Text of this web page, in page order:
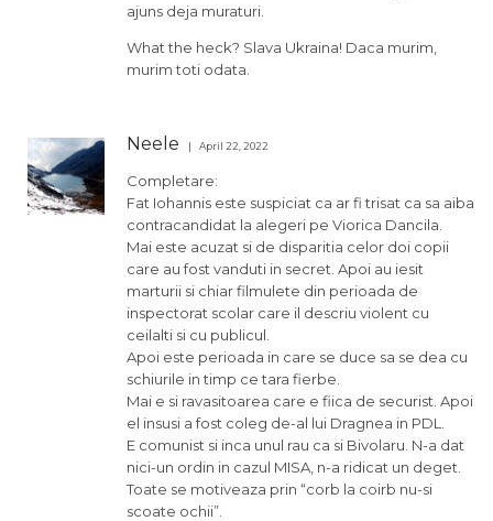
ajuns deja muraturi.
What the heck? Slava Ukraina! Daca murim,
murim toti odata.
Neele April 22, 2022
Completare:
Fat Iohannis este suspiciat ca ar fi trisat ca sa aiba
contracandidat la alegeri pe Viorica Dancila.
Mai este acuzat si de disparitia celor doi copii
care au fost vanduti in secret. Apoi au iesit
marturii si chiar filmulete din perioada de
inspectorat scolar care il descriu violent cu
ceilalti si cu publicul.
Apoi este perioada in care se duce sa se dea cu
schiurile in timp ce tara fierbe.
Mai e si ravasitoarea care e fiica de securist. Apoi
el insusi a fost coleg de-al lui Dragnea in PDL.
E comunist si inca unul rau ca si Bivolaru. N-a dat
nici-un ordin in cazul MISA, n-a ridicat un deget.
Toate se motiveaza prin “corb la coirb nu-si
scoate ochii”.